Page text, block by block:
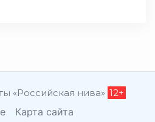
«Российская нива» 12+
Карта сайта